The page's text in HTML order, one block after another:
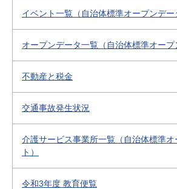
イベント一覧（自治体標準オープンデー
オープンデータ一覧（自治体標準オープ
不動産と税金
交通事故発生状況
介護サービス事業所一覧（自治体標準オ
ト）
令和3年度 教育便覧